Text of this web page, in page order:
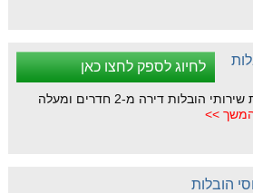
לחיוג לספק לחצו כאן
חברת ע.מ הובלות מספקת שירותי הובלות דירה מ-2 חדרים ומעלה
>>
הובלות